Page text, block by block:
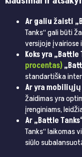
Ar galiu žaisti
Tanks“ gali būti
versijoje
Koks yra „Battle
procentas)
standartiška
Ar yra
žaidimas yra
įrenginiams,
Ar „Battle
Tanks“ laikomas
siūlo